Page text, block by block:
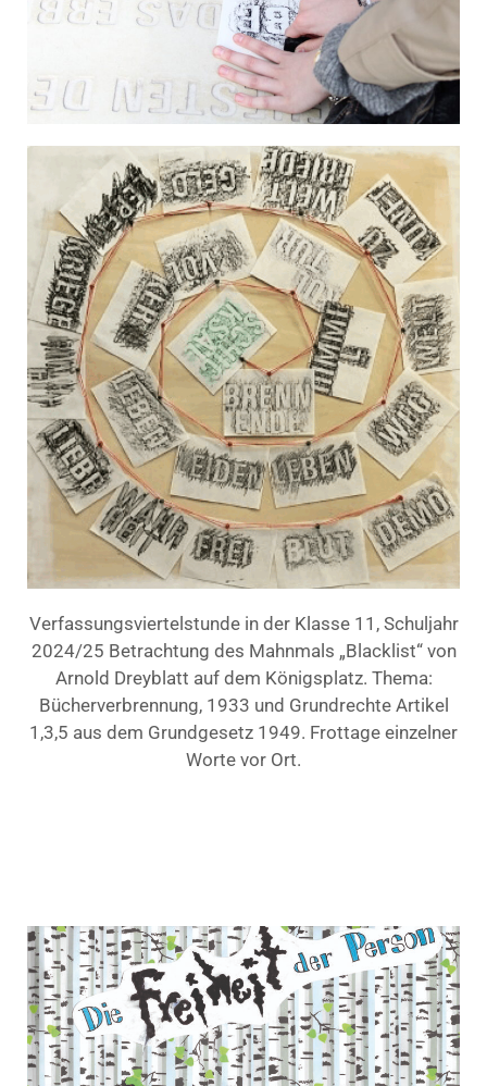
Verfassungsviertelstunde in der Klasse 11, Schuljahr
2024/25 Betrachtung des Mahnmals „Blacklist“ von
Arnold Dreyblatt auf dem Königsplatz. Thema:
Bücherverbrennung, 1933 und Grundrechte Artikel
1,3,5 aus dem Grundgesetz 1949. Frottage einzelner
Worte vor Ort.